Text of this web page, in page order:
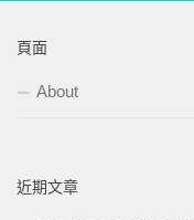
頁面
About
近期文章